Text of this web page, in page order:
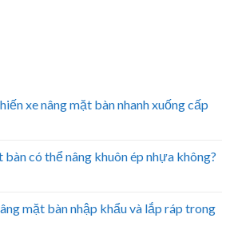
xe nâng mặt bàn nhanh xuống cấp
bàn có thể nâng khuôn ép nhựa không?
mặt bàn nhập khẩu và lắp ráp trong